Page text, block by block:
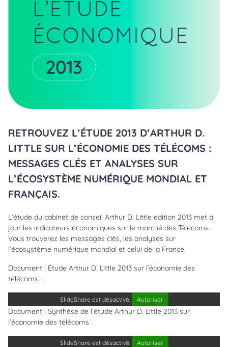
RETROUVEZ L’ÉTUDE 2013 D’ARTHUR D.
LITTLE SUR L’ÉCONOMIE DES TÉLÉCOMS :
MESSAGES CLÉS ET ANALYSES SUR
L’ÉCOSYSTÈME NUMÉRIQUE MONDIAL ET
FRANÇAIS.
L’étude du cabinet de conseil Arthur D. Little édition 2013 met à
jour les indicateurs économiques sur le marché des Télécoms.
Vous trouverez les messages clés, les analyses sur
l’écosystème numérique mondial et celui de la France.
Document | Étude Arthur D. Little 2013 sur l’économie des
télécoms :
SlideShare est désactivé. Autoriser
Document | Synthèse de l’étude Arthur D. Little 2013 sur
l’économie des télécoms :
SlideShare est désactivé. Autoriser